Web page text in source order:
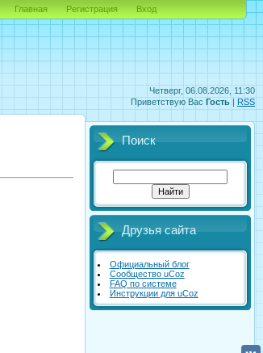
Четверг, 06.08.2026, 11:30
Приветствую Вас Гость | RSS
Главная Регистрация Вход
Поиск
Друзья сайта
Официальный блог
Сообщество uCoz
FAQ по системе
Инструкции для uCoz